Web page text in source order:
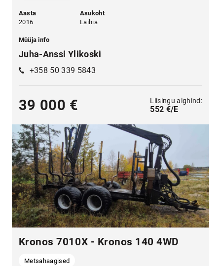
Aasta
2016
Asukoht
Laihia
Müüja info
Juha-Anssi Ylikoski
+358 50 339 5843
39 000 € Liisingu alghind:
552 €/E
Kronos 7010X - Kronos 140 4WD
Metsahaagised